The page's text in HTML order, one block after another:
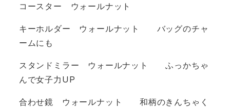
コースター ウォールナット
キーホルダー ウォールナット バッグのチャ
ームにも
スタンドミラー ウォールナット ふっかちゃ
んで女子力UP
合わせ鏡 ウォールナット 和柄のきんちゃく